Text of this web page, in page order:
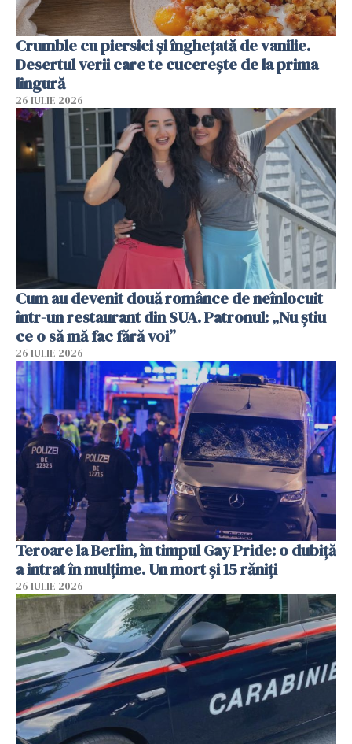
Crumble cu piersici și înghețată de vanilie.
Desertul verii care te cucerește de la prima
lingură
26 IULIE 2026
Cum au devenit două românce de neînlocuit
într-un restaurant din SUA. Patronul: „Nu știu
ce o să mă fac fără voi”
26 IULIE 2026
Teroare la Berlin, în timpul Gay Pride: o dubiță
a intrat în mulțime. Un mort și 15 răniți
26 IULIE 2026